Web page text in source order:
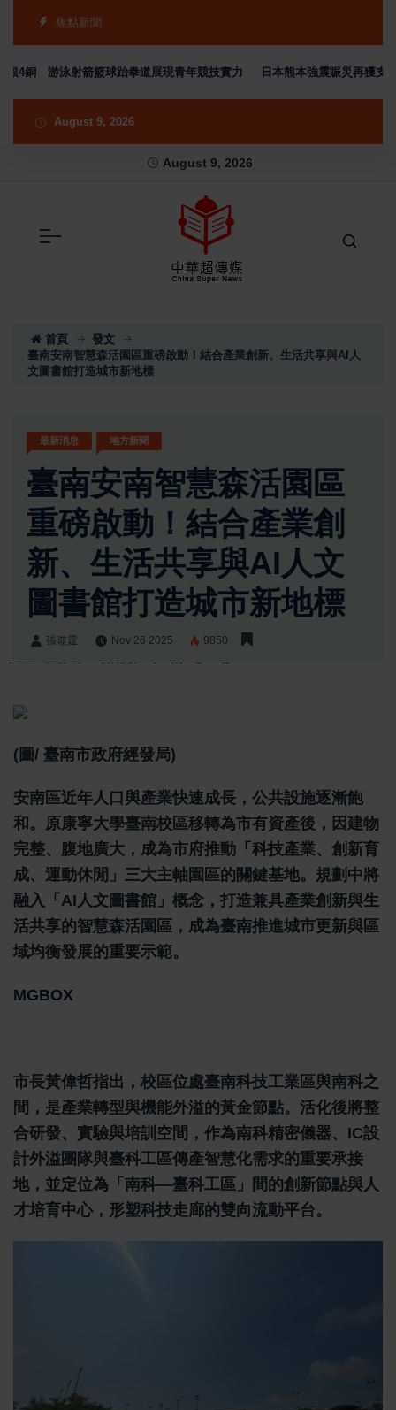
焦點新聞
銅 游泳射箭籃球跆拳道展現青年競技實力 日本熊本強震賑災再獲支持
August 9, 2026
August 9, 2026
首頁
發文
臺南安南智慧森活園區重磅啟動！結合產業創新、生活共享與AI人
文圖書館打造城市新地標
最新消息 地方新聞
臺南安南智慧森活園區
重磅啟動！結合產業創
新、生活共享與AI人文
圖書館打造城市新地標
張噬霆 Nov 26 2025 9850
(圖/ 臺南市政府經發局)
安南區近年人口與產業快速成長，公共設施逐漸飽
和。原康寧大學臺南校區移轉為市有資產後，因建物
完整、腹地廣大，成為市府推動「科技產業、創新育
成、運動休閒」三大主軸園區的關鍵基地。規劃中將
融入「AI人文圖書館」概念，打造兼具產業創新與生
活共享的智慧森活園區，成為臺南推進城市更新與區
域均衡發展的重要示範。
MGBOX
市長黃偉哲指出，校區位處臺南科技工業區與南科之
間，是產業轉型與機能外溢的黃金節點。活化後將整
合研發、實驗與培訓空間，作為南科精密儀器、IC設
計外溢團隊與臺科工區傳產智慧化需求的重要承接
地，並定位為「南科—臺科工區」間的創新節點與人
才培育中心，形塑科技走廊的雙向流動平台。